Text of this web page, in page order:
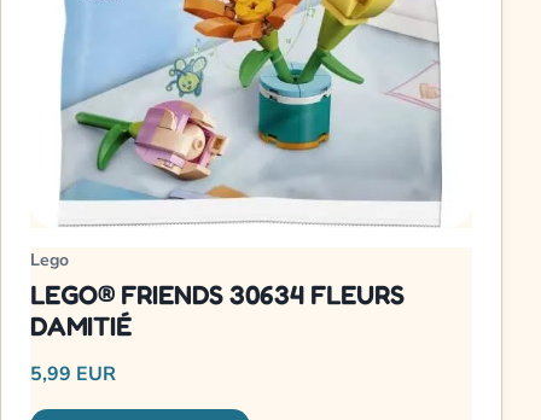
Lego
LEGO® FRIENDS 30634 FLEURS
DAMITIÉ
5,99 EUR